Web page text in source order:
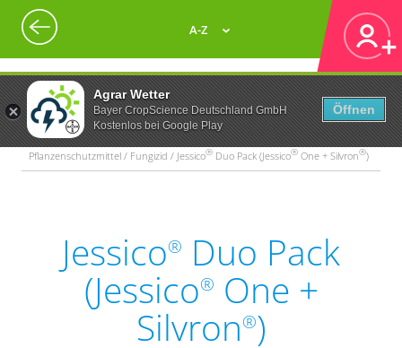
Agrar Wetter
Bayer CropScience Deutschland GmbH
Kostenlos bei Google Play
Öffnen
A-Z
Pflanzenschutzmittel / Fungizid / Jessico® Duo Pack (Jessico® One + Silvron®)
Jessico® Duo Pack
(Jessico® One +
Silvron®)